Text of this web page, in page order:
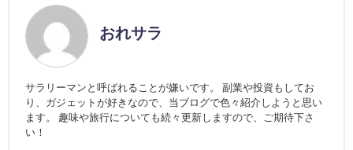
おれサラ
サラリーマンと呼ばれることが嫌いです。 副業や投資もしてお
り、ガジェットが好きなので、当ブログで色々紹介しようと思い
ます。 趣味や旅行についても続々更新しますので、ご期待下さ
い！